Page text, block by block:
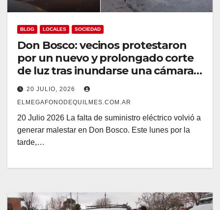
BLOG LOCALES SOCIEDAD
Don Bosco: vecinos protestaron
por un nuevo y prolongado corte
de luz tras inundarse una cámara
de Edesur
20 JULIO, 2026
ELMEGAFONODEQUILMES.COM.AR
20 Julio 2026 La falta de suministro eléctrico volvió a
generar malestar en Don Bosco. Este lunes por la
tarde,…